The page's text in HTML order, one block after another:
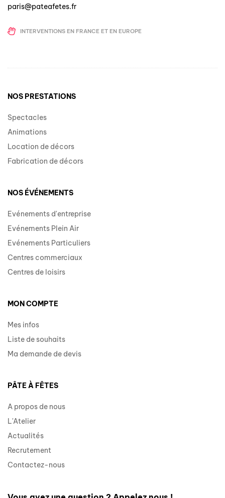
paris@pateafetes.fr
INTERVENTIONS EN FRANCE ET EN EUROPE
NOS PRESTATIONS
Spectacles
Animations
Location de décors
Fabrication de décors
NOS ÉVÉNEMENTS
Evénements d'entreprise
Evénements Plein Air
Evénements Particuliers
Centres commerciaux
Centres de loisirs
MON COMPTE
Mes infos
Liste de souhaits
Ma demande de devis
PÂTE À FÊTES
A propos de nous
L'Atelier
Actualités
Recrutement
Contactez-nous